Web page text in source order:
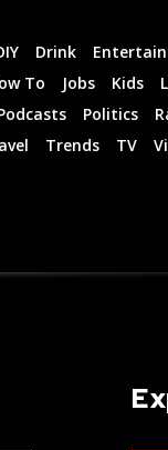
Drink
To Jobs Kids
Politics
Trends TV